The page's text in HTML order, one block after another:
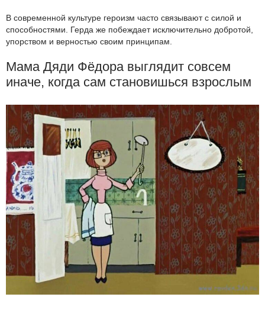
В современной культуре героизм часто связывают с силой и
способностями. Герда же побеждает исключительно добротой,
упорством и верностью своим принципам.
Мама Дяди Фёдора выглядит совсем
иначе, когда сам становишься взрослым